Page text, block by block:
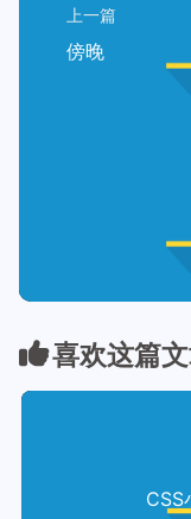
上一篇
傍晚
喜欢这篇
CSS